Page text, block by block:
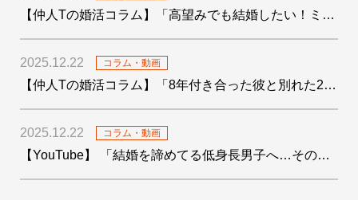
【仲人Tの婚活コラム】「高望みでも結婚したい！ミドサー男子の婚活〜4つの婚活テクも添えて〜」を公開しました
2025.12.22 コラム・動画
【仲人Tの婚活コラム】「8年付き合った彼と別れた29歳女子の婚活」を公開しました
2025.12.22 コラム・動画
【YouTube】 「結婚を諦めてる低身長男子へ…その絶望をデータで希望に変えます！」を公開しました